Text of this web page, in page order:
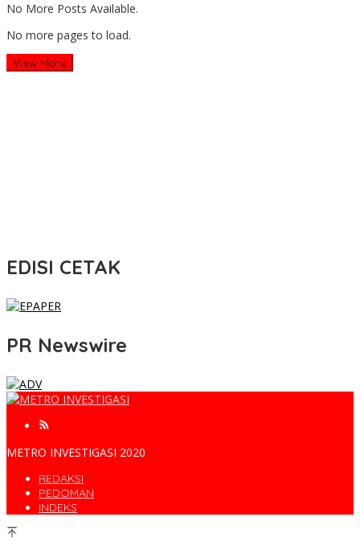
No More Posts Available.
No more pages to load.
View More
EDISI CETAK
PR Newswire
METRO INVESTIGASI 2020
REDAKSI
PEDOMAN
INDEKS